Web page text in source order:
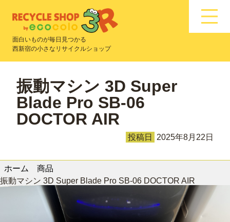
面白いものが毎日見つかる
西新宿の小さなリサイクルショップ
振動マシン 3D Super
Blade Pro SB-06
DOCTOR AIR
投稿日 2025年8月22日
ホーム
商品
振動マシン 3D Super Blade Pro SB-06 DOCTOR AIR